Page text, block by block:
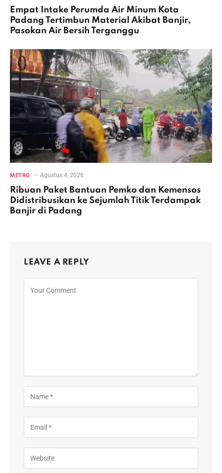
Empat Intake Perumda Air Minum Kota
Padang Tertimbun Material Akibat Banjir,
Pasokan Air Bersih Terganggu
METRO Agustus 4, 2026
Ribuan Paket Bantuan Pemko dan Kemensos
Didistribusikan ke Sejumlah Titik Terdampak
Banjir di Padang
LEAVE A REPLY